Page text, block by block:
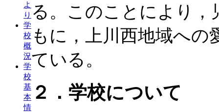
よ
り
学
校
概
況
学
校
基
本
情
る。このことにより
もに，上川西地域へ
ている。
２．学校について